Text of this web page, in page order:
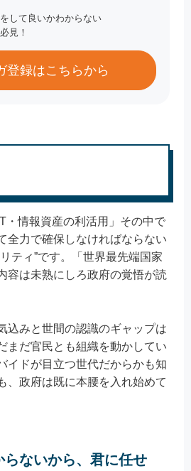
して良いかわからない
見！
登録はこちらから
・情報資産の利活用」その中で
全力で確保しなければならない
ティ”です。「世界最先端国家
容は未熟にしろ政府の覚悟が読
込みと世間の認識のギャップは
まだ官民とも組織を動かしてい
イドが目立つ世代だからかも知
、政府は既に本腰を入れ始めて
らないから、君に任せ